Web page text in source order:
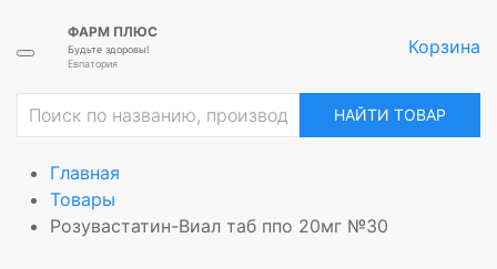
ФАРМ ПЛЮС
Будьте здоровы!
Евпатория
Корзина
НАЙТИ ТОВАР
Главная
Товары
Розувастатин-Виал таб ппо 20мг №30